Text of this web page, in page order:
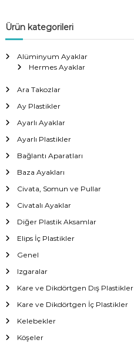
Ürün kategorileri
Alüminyum Ayaklar
Hermes Ayaklar
Ara Takozlar
Ay Plastikler
Ayarlı Ayaklar
Ayarlı Plastikler
Bağlantı Aparatları
Baza Ayakları
Civata, Somun ve Pullar
Civatalı Ayaklar
Diğer Plastik Aksamlar
Elips İç Plastikler
Genel
Izgaralar
Kare ve Dikdörtgen Dış Plastikler
Kare ve Dikdörtgen İç Plastikler
Kelebekler
Köşeler